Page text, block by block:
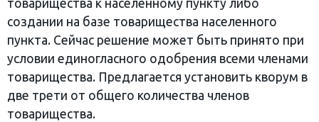
товарищества к населенному пункту либо
создании на базе товарищества населенного
пункта. Сейчас решение может быть принято при
условии единогласного одобрения всеми членами
товарищества. Предлагается установить кворум в
две трети от общего количества членов
товарищества.